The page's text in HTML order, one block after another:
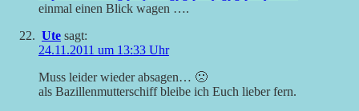
einmal einen Blick wagen ….
Ute sagt:
24.11.2011 um 13:33 Uhr
Muss leider wieder absagen… 🙁
als Bazillenmutterschiff bleibe ich Euch lieber fern.